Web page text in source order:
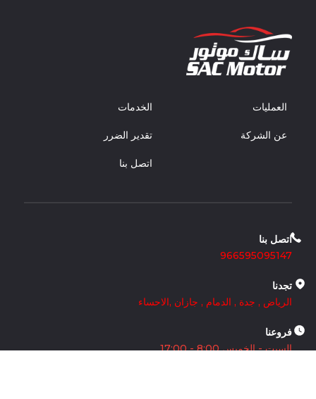
اتصل بنا
966595095147
تجدنا
الرياض , جدة , الدمام ,جازان ,الاحساء
فروعنا
السبت - الخميس 8:00 - 17:00
الخدمات العمليات
تقدير الضرر عن الشركة
اتصل بنا